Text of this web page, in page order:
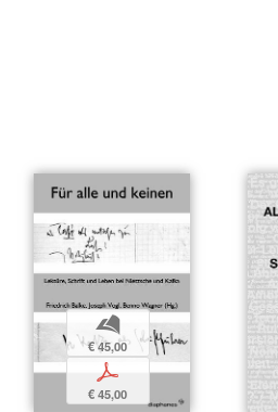
b
€ 45,00
p
€ 45,00